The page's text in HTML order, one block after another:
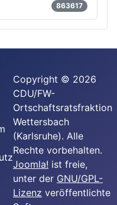
863617
Copyright © 2026
CDU/FW-
Ortschaftsratsfraktion
Wettersbach
(Karlsruhe). Alle
Rechte vorbehalten.
Joomla! ist freie,
unter der GNU/GPL-
Lizenz veröffentlichte